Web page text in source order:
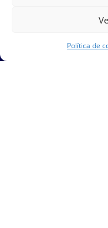
Política de
Enlaces de